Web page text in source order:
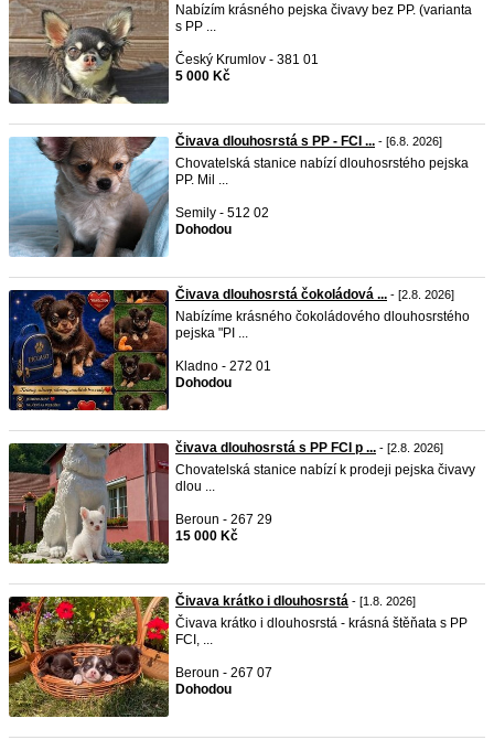
Nabízím krásného pejska čivavy bez PP. (varianta
s PP ...
Český Krumlov - 381 01
5 000 Kč
Čivava dlouhosrstá s PP - FCI ... - [6.8. 2026]
Chovatelská stanice nabízí dlouhosrstého pejska
PP. Mil ...
Semily - 512 02
Dohodou
Čivava dlouhosrstá čokoládová ... - [2.8. 2026]
Nabízíme krásného čokoládového dlouhosrstého
pejska "PI ...
Kladno - 272 01
Dohodou
čivava dlouhosrstá s PP FCI p ... - [2.8. 2026]
Chovatelská stanice nabízí k prodeji pejska čivavy
dlou ...
Beroun - 267 29
15 000 Kč
Čivava krátko i dlouhosrstá - [1.8. 2026]
Čivava krátko i dlouhosrstá - krásná štěňata s PP
FCI, ...
Beroun - 267 07
Dohodou